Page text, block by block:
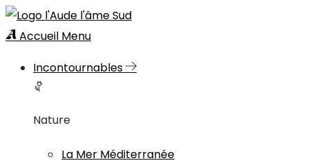
Accueil Menu
Incontournables
Nature
La Mer Méditerranée